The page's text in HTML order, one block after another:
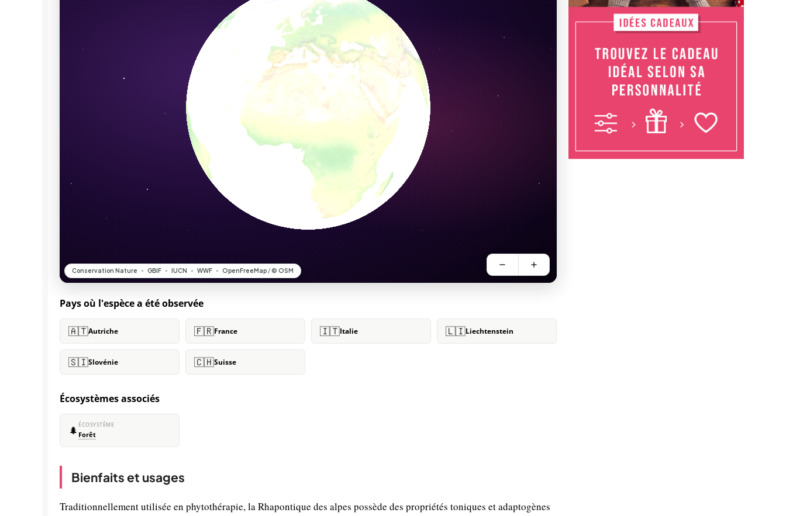
Pays où l'espèce a été observée
🇦🇹Autriche 🇫🇷France 🇮🇹Italie 🇱🇮Liechtenstein
🇸🇮Slovénie 🇨🇭Suisse
Écosystèmes associés
🌲 ÉCOSYSTÈME
Forêt
Bienfaits et usages
Traditionnellement utilisée en phytothérapie, la Rhapontique des alpes possède des propriétés toniques et adaptogènes